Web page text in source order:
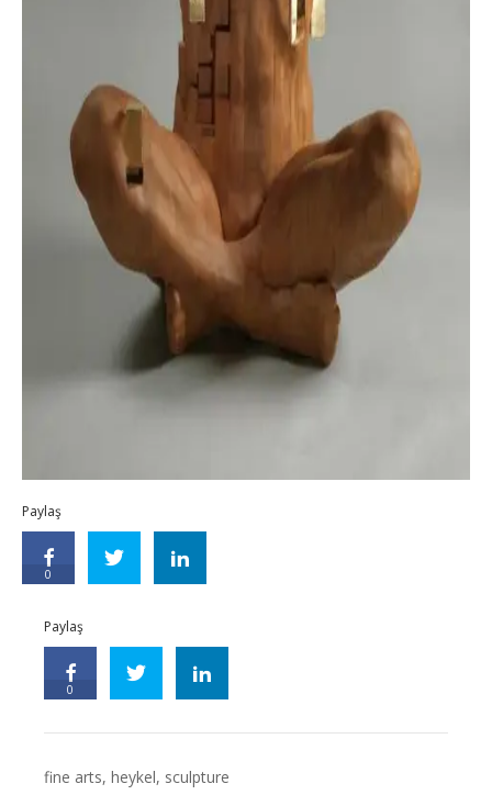
Paylaş
0
Paylaş
0
fine arts,heykel, sculpture